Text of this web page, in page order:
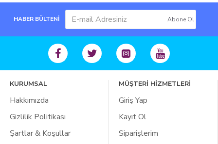
HABER BÜLTENİ Abone Ol
KURUMSAL
Hakkımızda
Gizlilik Politikası
Şartlar & Koşullar
MÜŞTERİ HİZMETLERİ
Giriş Yap
Kayıt Ol
Siparişlerim